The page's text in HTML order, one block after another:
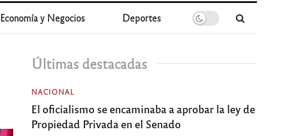
Economía y Negocios Deportes
Últimas destacadas
NACIONAL
El oficialismo se encaminaba a aprobar la ley de
Propiedad Privada en el Senado